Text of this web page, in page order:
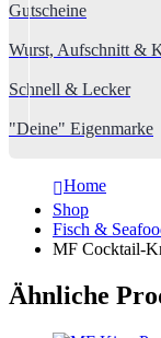
Gutscheine
Wurst, Aufschnitt &
Schnell & Lecker
"Deine" Eigenmarke
Home
Shop
Fisch &
MF Cocktail-
Ähnliche